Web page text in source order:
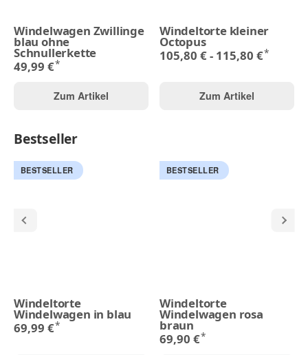
Windelwagen Zwillinge
blau ohne
Schnullerkette
49,99 €*
Zum Artikel
Windeltorte kleiner
Octopus
105,80 € - 115,80 €*
Zum Artikel
Bestseller
BESTSELLER
Windeltorte
Windelwagen in blau
69,99 €*
BESTSELLER
Windeltorte
Windelwagen rosa
braun
69,90 €*